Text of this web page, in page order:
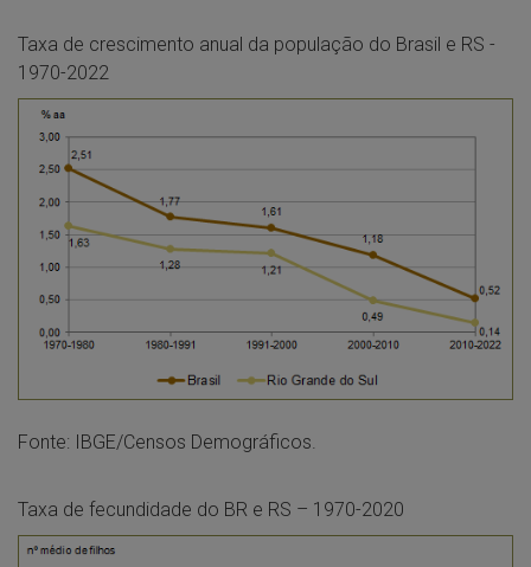
Taxa de crescimento anual da população do Brasil e RS -
1970-2022
Fonte: IBGE/Censos Demográficos.
Taxa de fecundidade do BR e RS – 1970-2020